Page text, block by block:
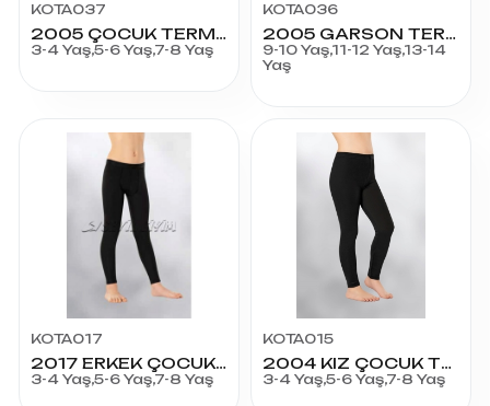
KOTA037
2005 ÇOCUK TERMAL BADY
3-4 Yaş,5-6 Yaş,7-8 Yaş
KOTA036
2005 GARSON TERMAL BADY
9-10 Yaş,11-12 Yaş,13-14
Yaş
KOTA017
2017 ERKEK ÇOCUK TERMAL TAYT
3-4 Yaş,5-6 Yaş,7-8 Yaş
KOTA015
2004 KIZ ÇOCUK TERMAL TAYT
3-4 Yaş,5-6 Yaş,7-8 Yaş